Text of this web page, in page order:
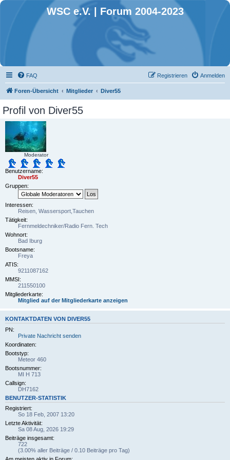
WSC e.V. | Forum 2004-2023
FAQ Anmelden
Registrieren
Foren-Übersicht Mitglieder Diver55
Profil von Diver55
Moderator
Benutzername:
Diver55
Gruppen:
Interessen:
Reisen, Wassersport,Tauchen
Tätigkeit:
Fernmeldechniker/Radio Fern. Tech
Wohnort:
Bad Iburg
Bootsname:
Freya
ATIS:
9211087162
MMSI:
211550100
Mitgliederkarte:
Mitglied auf der Mitgliederkarte anzeigen
KONTAKTDATEN VON DIVER55
PN:
Private Nachricht senden
Koordinaten:
Bootstyp:
Meteor 460
Bootsnummer:
MI H 713
Callsign:
DH7162
BENUTZER-STATISTIK
Registriert:
So 18 Feb, 2007 13:20
Letzte Aktivität:
Sa 08 Aug, 2026 19:29
Beiträge insgesamt:
722
(3.00% aller Beiträge / 0.10 Beiträge pro Tag)